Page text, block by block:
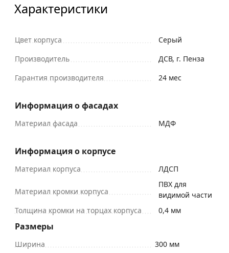
Характеристики
Цвет корпуса
Серый
Производитель
ДСВ, г. Пенза
Гарантия производителя
24 мес
Информация о фасадах
Материал фасада МДФ
Информация о корпусе
Материал корпуса ЛДСП
Материал кромки корпуса
ПВХ для
видимой части
Толщина кромки на торцах корпуса
0,4 мм
Размеры
Ширина
300 мм